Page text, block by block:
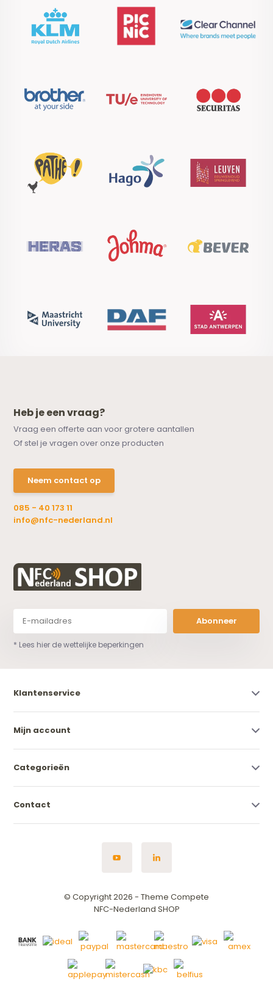
Heb je een vraag?
Vraag een offerte aan voor grotere aantallen
Of stel je vragen over onze producten
Neem contact op
085 - 40 173 11
info@nfc-nederland.nl
Abonneer
* Lees hier de wettelijke beperkingen
Klantenservice
Mijn account
Categorieën
Contact
© Copyright 2026 - Theme Compete
NFC-Nederland SHOP